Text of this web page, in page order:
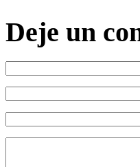
Deje un